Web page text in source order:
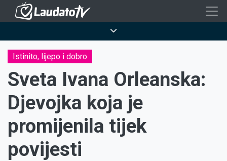
Skoči
sadržaj
Istinito, lijepo i dobro
Sveta Ivana Orleanska:
Djevojka koja je
promijenila tijek
povijesti